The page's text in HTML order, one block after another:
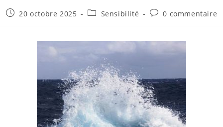
20 octobre 2025 Sensibilité 0 commentaire